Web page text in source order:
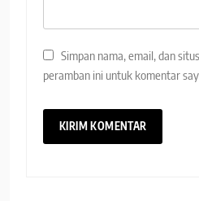
Simpan nama, email, dan
peramban ini untuk komentar